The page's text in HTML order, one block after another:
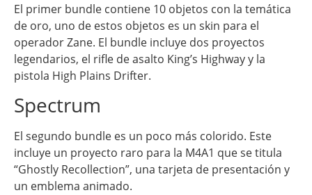
El primer bundle contiene 10 objetos con la temática
de oro, uno de estos objetos es un skin para el
operador Zane. El bundle incluye dos proyectos
legendarios, el rifle de asalto King’s Highway y la
pistola High Plains Drifter.
Spectrum
El segundo bundle es un poco más colorido. Este
incluye un proyecto raro para la M4A1 que se titula
“Ghostly Recollection”, una tarjeta de presentación y
un emblema animado.